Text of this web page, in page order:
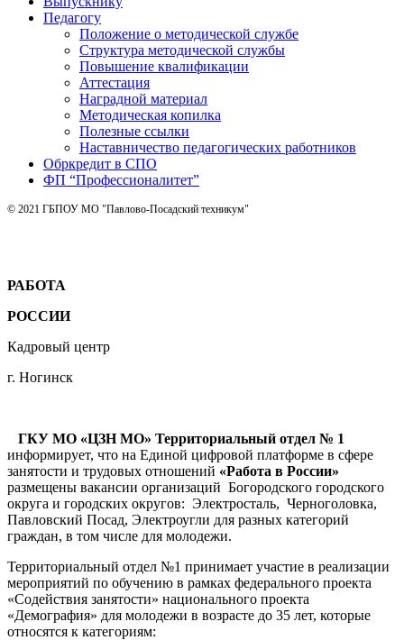
Педагогу
Положение о методической службе
Структура методической службы
Повышение квалификации
Аттестация
Наградной материал
Методическая копилка
Полезные ссылки
Наставничество педагогических работников
Обркредит в СПО
ФП “Профессионалитет”
© 2021 ГБПОУ МО "Павлово-Посадский техникум"
РАБОТА
РОССИИ
Кадровый центр
г. Ногинск
ГКУ МО «ЦЗН МО» Территориальный отдел № 1
информирует, что на Единой цифровой платформе в сфере
занятости и трудовых отношений «Работа в России»
размещены вакансии организаций Богородского городского
округа и городских округов: Электросталь, Черноголовка,
Павловский Посад, Электроугли для разных категорий
граждан, в том числе для молодежи.
Территориальный отдел №1 принимает участие в реализации
мероприятий по обучению в рамках федерального проекта
«Содействия занятости» национального проекта
«Демография» для молодежи в возрасте до 35 лет, которые
относятся к категориям: